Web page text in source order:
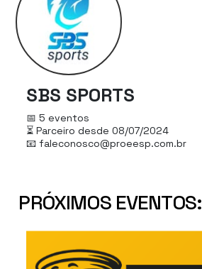
SBS SPORTS
📅 5 eventos
⏳ Parceiro desde 08/07/2024
📧 faleconosco@proeesp.com.br
PRÓXIMOS EVENTOS: